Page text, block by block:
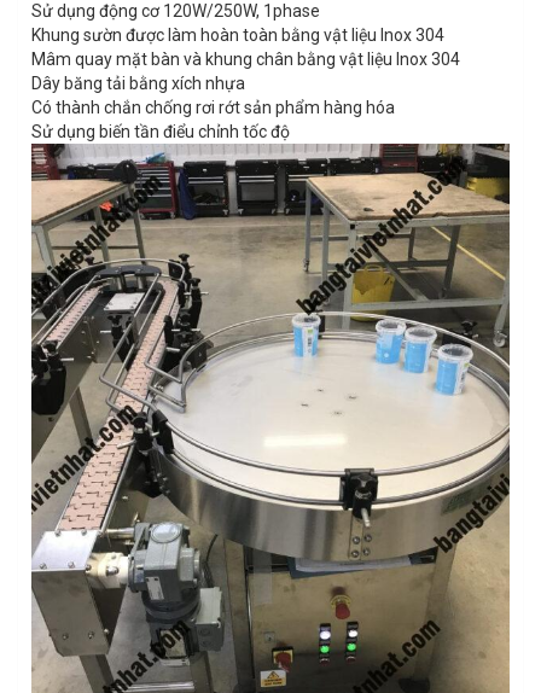
Sử dụng động cơ 120W/250W, 1phase
Khung sườn được làm hoàn toàn bằng vật liệu Inox 304
Mâm quay mặt bàn và khung chân bằng vật liệu Inox 304
Dây băng tải bằng xích nhựa
Có thành chắn chống rơi rớt sản phẩm hàng hóa
Sử dụng biến tần điểu chỉnh tốc độ